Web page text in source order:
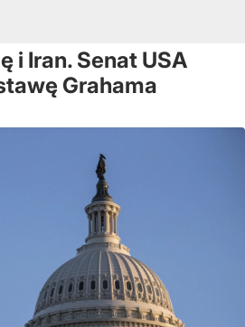
i Iran. Senat USA
Grahama